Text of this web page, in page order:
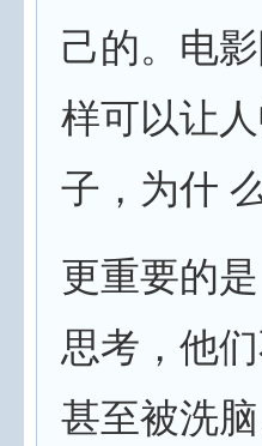
己的。电
样可以让
子，为什
更重要的
思考，他
甚至被洗